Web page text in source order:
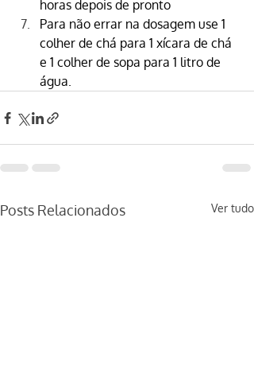
horas depois de pronto
Para não errar na dosagem use 1
colher de chá para 1 xícara de chá
e 1 colher de sopa para 1 litro de
água.
Posts Relacionados Ver tudo